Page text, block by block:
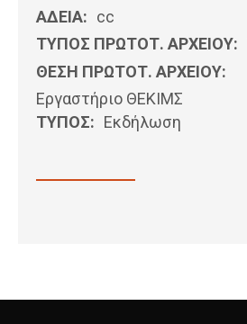
ΑΔΕΙΑ: cc
ΤΥΠΟΣ ΠΡΩΤΟΤ. ΑΡΧΕΙΟΥ:
ΘΕΣΗ ΠΡΩΤΟΤ. ΑΡΧΕΙΟΥ:
Εργαστήριο ΘΕΚΙΜΣ
ΤΥΠΟΣ: Εκδήλωση